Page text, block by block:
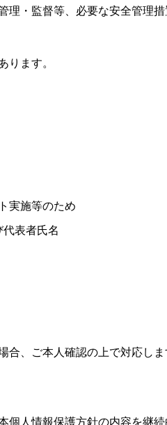
・監督等、必要な安全管理措
ります。
実施等のため
表者氏名
、ご本人確認の上で対応しま
個人情報保護方針の内容を継